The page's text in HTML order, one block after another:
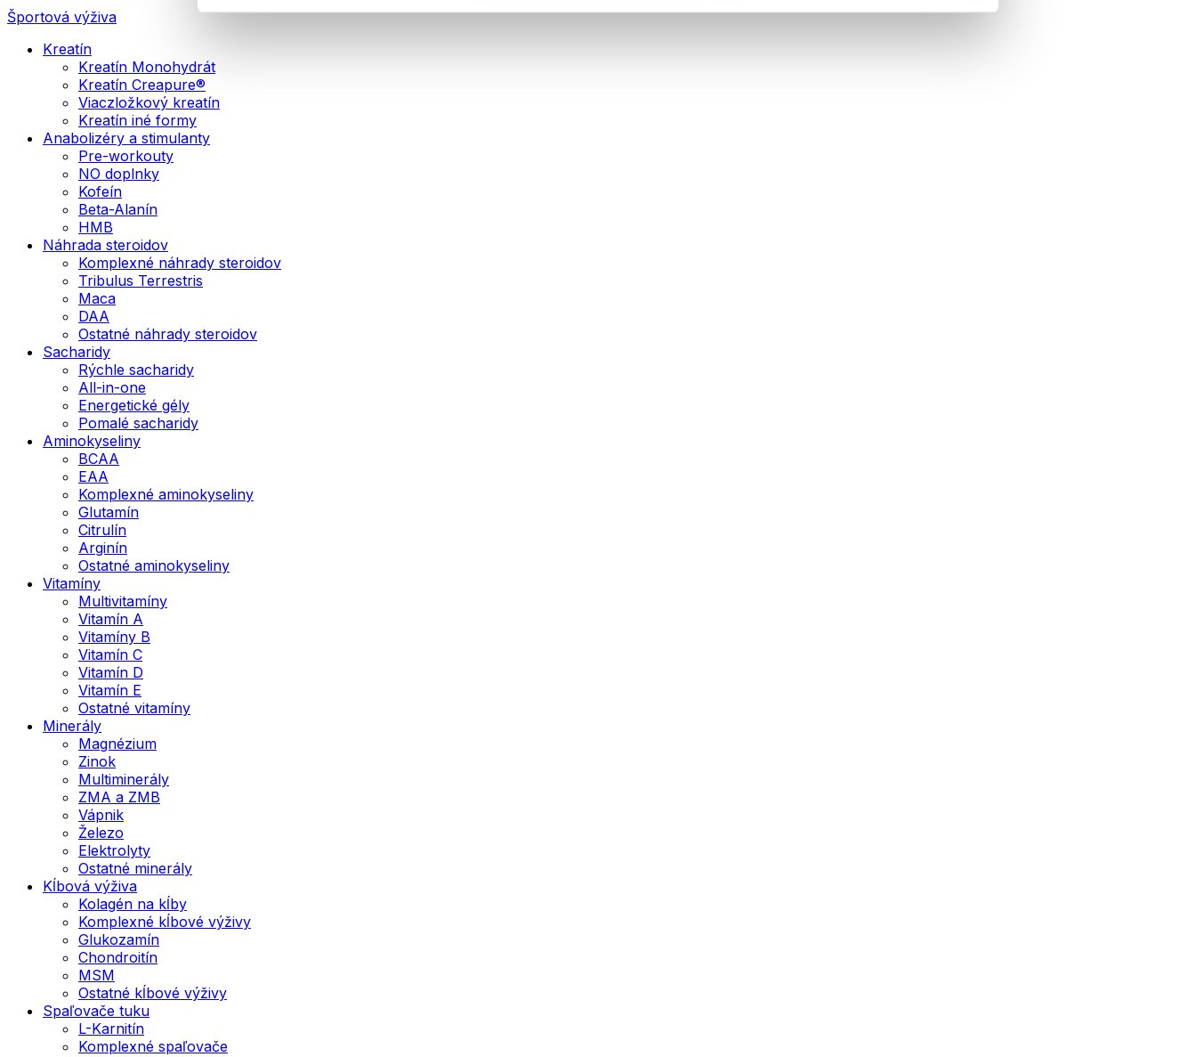
Športová výživa
Kreatín
Kreatín Monohydrát
Kreatín Creapure®
Viaczložkový kreatín
Kreatín iné formy
Anabolizéry a stimulanty
Pre-workouty
NO doplnky
Kofeín
Beta-Alanín
HMB
Náhrada steroidov
Komplexné náhrady steroidov
Tribulus Terrestris
Maca
DAA
Ostatné náhrady steroidov
Sacharidy
Rýchle sacharidy
All-in-one
Energetické gély
Pomalé sacharidy
Aminokyseliny
BCAA
EAA
Komplexné aminokyseliny
Glutamín
Citrulín
Arginín
Ostatné aminokyseliny
Vitamíny
Multivitamíny
Vitamín A
Vitamíny B
Vitamín C
Vitamín D
Vitamín E
Ostatné vitamíny
Minerály
Magnézium
Zinok
Multiminerály
ZMA a ZMB
Vápnik
Železo
Elektrolyty
Ostatné minerály
Kĺbová výživa
Kolagén na kĺby
Komplexné kĺbové výživy
Glukozamín
Chondroitín
MSM
Ostatné kĺbové výživy
Spaľovače tuku
L-Karnitín
Komplexné spaľovače